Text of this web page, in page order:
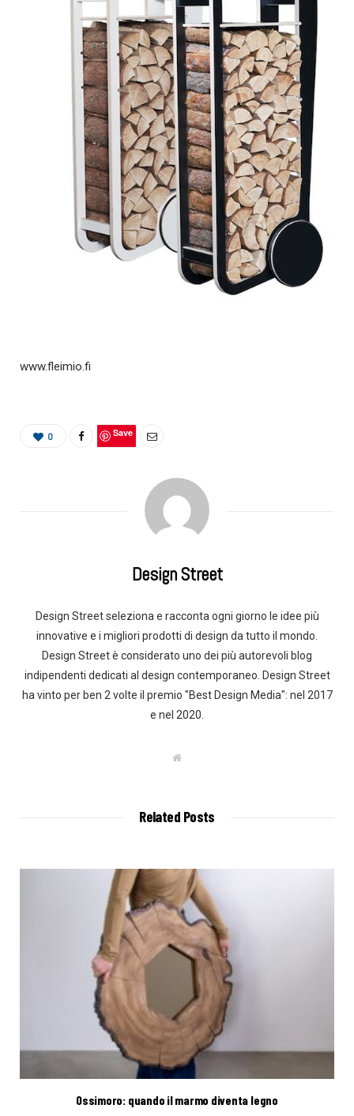
www.fleimio.fi
0 Save
Design Street
Design Street seleziona e racconta ogni giorno le idee più
innovative e i migliori prodotti di design da tutto il mondo.
Design Street è considerato uno dei più autorevoli blog
indipendenti dedicati al design contemporaneo. Design Street
ha vinto per ben 2 volte il premio "Best Design Media": nel 2017
e nel 2020.
W
Related Posts
Ossimoro: quando il marmo diventa legno